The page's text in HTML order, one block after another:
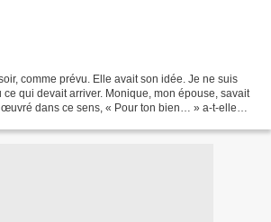
comme prévu. Elle avait son idée. Je ne suis
ce qui devait arriver. Monique, mon épouse, savait
œuvré dans ce sens, « Pour ton bien… » a-t-elle